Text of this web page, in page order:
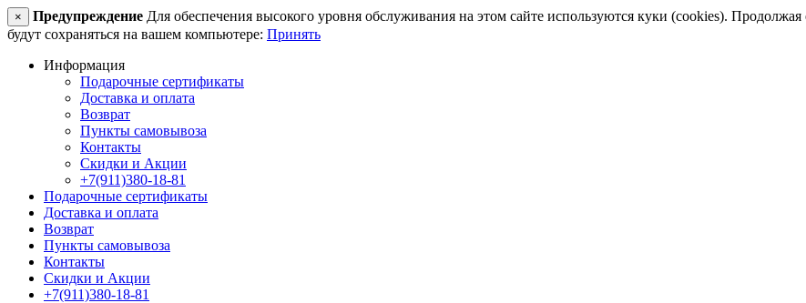
× Предупреждение Для обеспечения высокого уровня обслуживания на этом сайте используются куки (cookies).
будут сохраняться на вашем компьютере: Принять
Информация
Подарочные сертификаты
Доставка и оплата
Возврат
Пункты самовывоза
Контакты
Скидки и Акции
+7(911)380-18-81
Подарочные сертификаты
Доставка и оплата
Возврат
Пункты самовывоза
Контакты
Скидки и Акции
+7(911)380-18-81